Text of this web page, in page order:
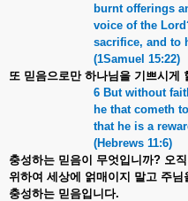
burnt offerings
voice of the
sacrifice, and to
(1Samuel 15:22)
또 믿음으로만 하나님을 기쁘시게
6 But without
he that cometh
that he is a
(Hebrews 11:6)
충성하는 믿음이 무엇입니까? 오직
위하여 세상에 얽매이지 말고 주님
충성하는 믿음입니다.